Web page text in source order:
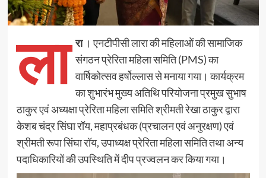
ला रा। एनटीपीसी लारा की महिलाओं की सामाजिक
संगठन प्रेरिता महिला समिति (PMS) का
वार्षिकोत्सव हर्षोल्लास से मनाया गया। कार्यक्रम
का शुभारंभ मुख्य अतिथि परियोजना प्रमुख सुभाष
ठाकुर एवं अध्यक्षा प्रेरिता महिला समिति श्रीमती रेखा ठाकुर द्वारा
केशब चंद्र सिंघा रॉय, महाप्रबंधक (प्रचालन एवं अनुरक्षण) एवं
श्रीमती रूपा सिंघा रॉय, उपाध्यक्ष प्रेरिता महिला समिति तथा अन्य
पदाधिकारियों की उपस्थिति में दीप प्रज्वलन कर किया गया।